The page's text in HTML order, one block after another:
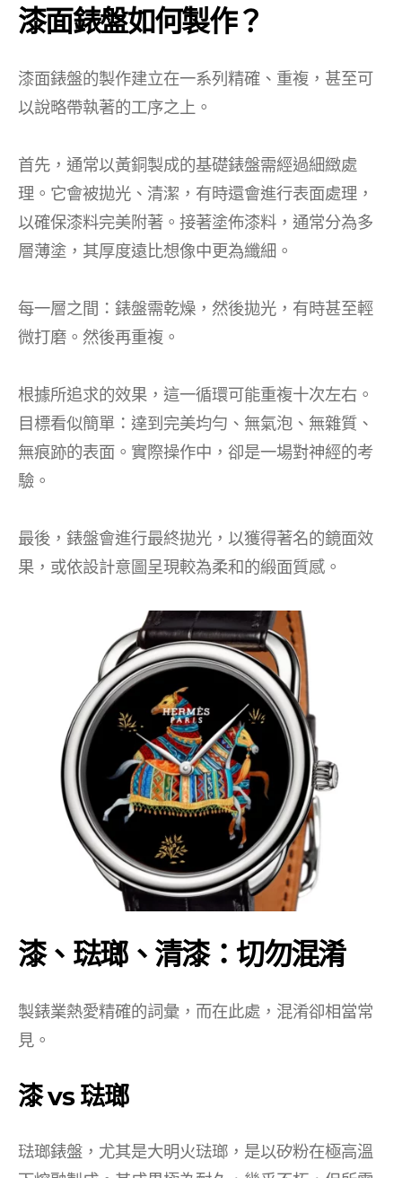
漆面錶盤如何製作？
漆面錶盤的製作建立在一系列精確、重複，甚至可
以說略帶執著的工序之上。
首先，通常以黃銅製成的基礎錶盤需經過細緻處
理。它會被拋光、清潔，有時還會進行表面處理，
以確保漆料完美附著。接著塗佈漆料，通常分為多
層薄塗，其厚度遠比想像中更為纖細。
每一層之間：錶盤需乾燥，然後拋光，有時甚至輕
微打磨。然後再重複。
根據所追求的效果，這一循環可能重複十次左右。
目標看似簡單：達到完美均勻、無氣泡、無雜質、
無痕跡的表面。實際操作中，卻是一場對神經的考
驗。
最後，錶盤會進行最終拋光，以獲得著名的鏡面效
果，或依設計意圖呈現較為柔和的緞面質感。
漆、琺瑯、清漆：切勿混淆
製錶業熱愛精確的詞彙，而在此處，混淆卻相當常
見。
漆 vs 琺瑯
琺瑯錶盤，尤其是大明火琺瑯，是以矽粉在極高溫